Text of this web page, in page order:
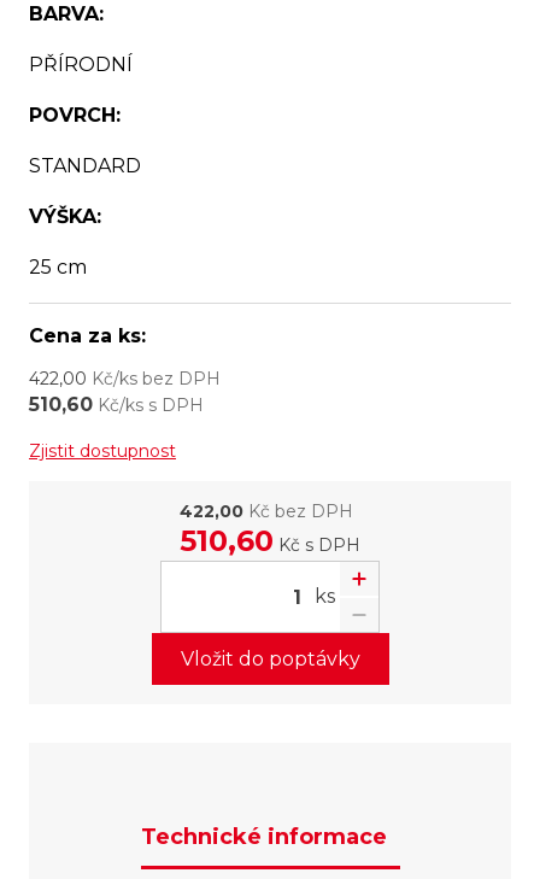
BARVA:
PŘÍRODNÍ
POVRCH:
STANDARD
VÝŠKA:
25 cm
Cena za ks:
422,00 Kč/ks bez DPH
510,60 Kč/ks s DPH
Zjistit dostupnost
422,00 Kč bez DPH
510,60 Kč s DPH
ks
Vložit do poptávky
Technické informace